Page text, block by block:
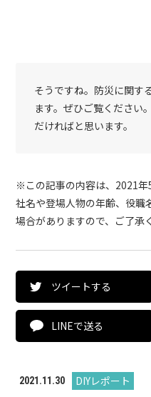
そうですね。防災に関す
ます。ぜひご覧ください
だければと思います。
※この記事の内容は、2021
社名や登場人物の年齢、役職
場合がありますので、ご了承
ツイートする
LINEで送る
2021.11.30 DIYレポート